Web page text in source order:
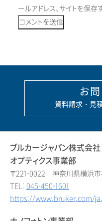
ールアドレス、サイトを保存
お
資料請求・見
ブルカージャパン株式会社
オプティクス事業部
〒221-0022 神奈川県横浜
TEL: 045-450-1601
https://www.bruker.com/